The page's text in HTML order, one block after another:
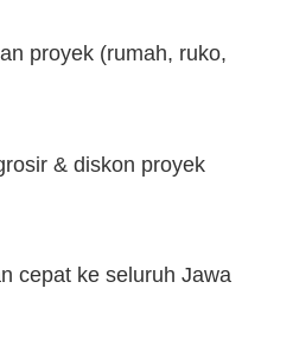
proyek (rumah, ruko,
& diskon proyek
cepat ke seluruh Jawa